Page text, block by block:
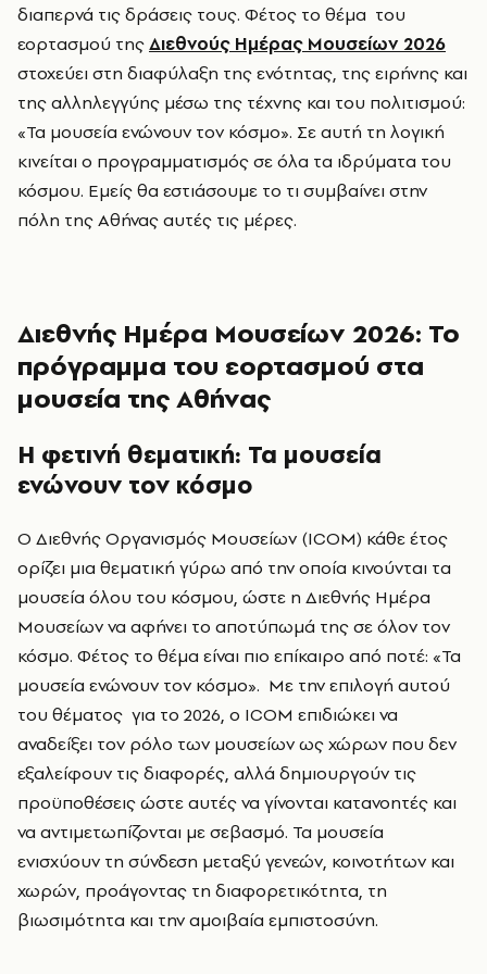
διαπερνά τις δράσεις τους. Φέτος το θέμα του
εορτασμού τηςΔιεθνούς Ημέρας Μουσείων 2026
στοχεύει στη διαφύλαξη της ενότητας, της ειρήνης και
της αλληλεγγύης μέσω της τέχνης και του πολιτισμού:
«Τα μουσεία ενώνουν τον κόσμο». Σε αυτή τη λογική
κινείται ο προγραμματισμός σε όλα τα ιδρύματα του
κόσμου. Εμείς θα εστιάσουμε το τι συμβαίνει στην
πόλη της Αθήνας αυτές τις μέρες.
Διεθνής Ημέρα Μουσείων 2026: Το
πρόγραμμα του εορτασμού στα
μουσεία της Αθήνας
Η φετινή θεματική: Τα μουσεία
ενώνουν τον κόσμο
Ο Διεθνής Οργανισμός Μουσείων (ΙCOM) κάθε έτος
ορίζει μια θεματική γύρω από την οποία κινούνται τα
μουσεία όλου του κόσμου, ώστε η Διεθνής Ημέρα
Μουσείων να αφήνει το αποτύπωμά της σε όλον τον
κόσμο. Φέτος το θέμα είναι πιο επίκαιρο από ποτέ: «Τα
μουσεία ενώνουν τον κόσμο». Με την επιλογή αυτού
του θέματος για το 2026, ο ICOM επιδιώκει να
αναδείξει τον ρόλο των μουσείων ως χώρων που δεν
εξαλείφουν τις διαφορές, αλλά δημιουργούν τις
προϋποθέσεις ώστε αυτές να γίνονται κατανοητές και
να αντιμετωπίζονται με σεβασμό. Τα μουσεία
ενισχύουν τη σύνδεση μεταξύ γενεών, κοινοτήτων και
χωρών, προάγοντας τη διαφορετικότητα, τη
βιωσιμότητα και την αμοιβαία εμπιστοσύνη.